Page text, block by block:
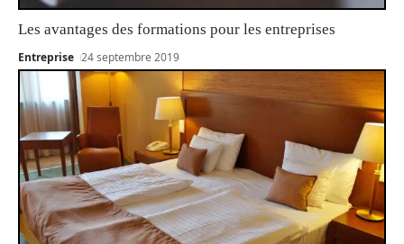
Les avantages des formations pour les entreprises
Entreprise 24 septembre 2019